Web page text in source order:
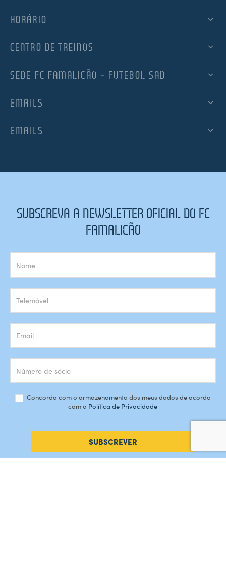
HORÁRIO
CENTRO DE TREINOS
SEDE FC FAMALICÃO – FUTEBOL SAD
EMAILS
EMAILS
SUBSCREVA A NEWSLETTER OFICIAL DO FC
FAMALICÃO
Subscrição
Newsletter
Concordo com o armazenamento dos meus dados de acordo
com a Política de Privacidade
SUBSCREVER